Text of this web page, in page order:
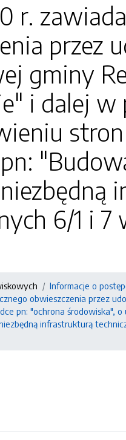
r.
przez
gminy
i dalej w
6/1 i
Informacje o
obwieszczenia przez
pn: "ochrona
infrastrukturą